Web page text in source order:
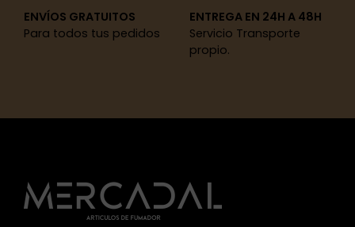
ENVÍOS GRATUITOS
Para todos tus pedidos
ENTREGA EN 24H A 48H
Servicio Transporte
propio.